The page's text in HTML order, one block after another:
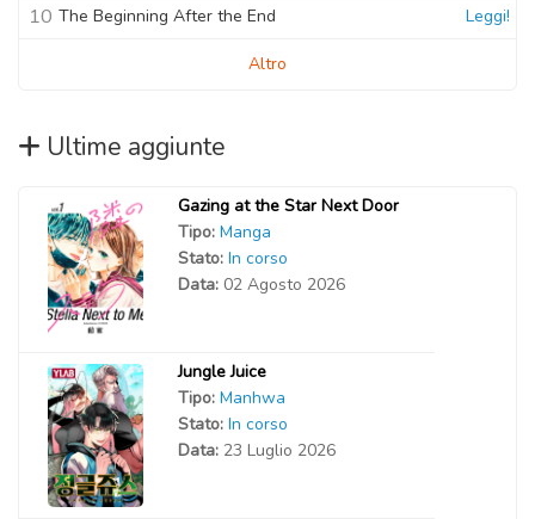
10 The Beginning After the End Leggi!
Altro
Ultime aggiunte
Gazing at the Star Next Door
Tipo: Manga
Stato: In corso
Data: 02 Agosto 2026
Jungle Juice
Tipo: Manhwa
Stato: In corso
Data: 23 Luglio 2026